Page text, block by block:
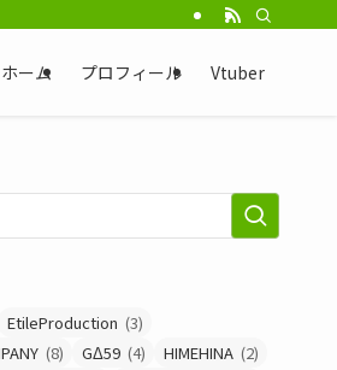
ホーム プロフィール Vtuber
EtileProduction (3)
(8) GΔ59 (4) HIMEHINA (2)